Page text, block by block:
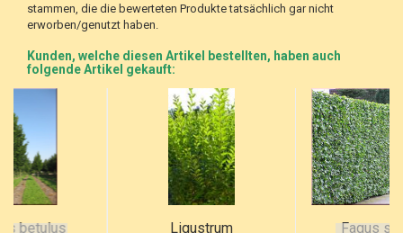
stammen, die die bewerteten Produkte tatsächlich gar nicht
erworben/genutzt haben.
Kunden, welche diesen Artikel bestellten, haben auch
folgende Artikel gekauft:
betulus
Ligustrum
Fagus